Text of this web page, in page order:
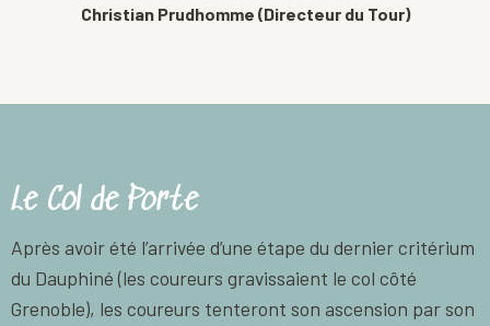
Christian Prudhomme (Directeur du Tour)
Le Col de Porte
Après avoir été l’arrivée d’une étape du dernier critérium
du Dauphiné (les coureurs gravissaient le col côté
Grenoble), les coureurs tenteront son ascension par son